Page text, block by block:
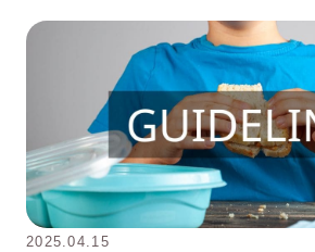
2025.04.15